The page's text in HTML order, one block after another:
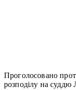
Проголосовано
розподілу на